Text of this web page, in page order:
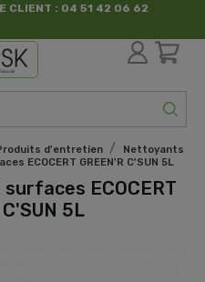
CLIENT : 04 51 42 06 62
d'entretien
Nettoyants
ECOCERT GREEN'R C'SUN 5L
ECOCERT
5L